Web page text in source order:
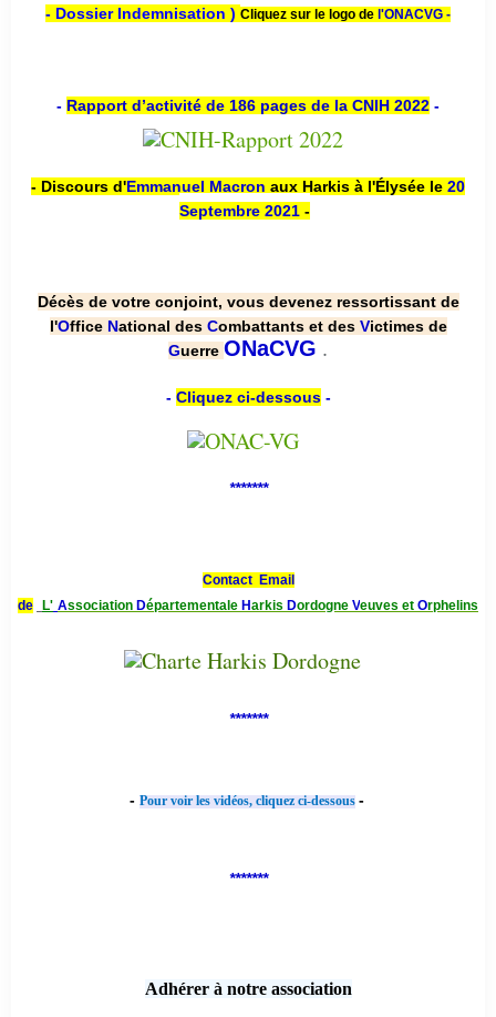
- Dossier Indemnisation ) Cliquez sur le logo de l'ONACVG -
- Rapport d’activité de 186 pages de la CNIH 2022 -
- Discours d'Emmanuel Macron aux Harkis à l'Élysée le 20
Septembre 2021 -
Décès de votre conjoint, vous devenez ressortissant de
l'Office National des Combattants et des Victimes de
Guerre ONaCVG .
- Cliquez ci-dessous-
*******
Contact Email
de L' Association Départementale Harkis Dordogne Veuves et Orphelins
*******
- Pour voir les vidéos, cliquez ci-dessous -
*******
Adhérer à notre association